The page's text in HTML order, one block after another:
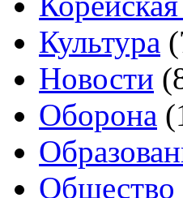
Культура
Новости
Оборона
Общество